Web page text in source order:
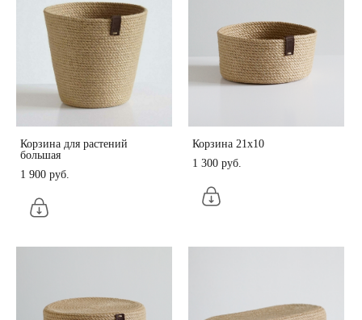
Корзина для растений
большая
1 900 pуб.
Корзина 21х10
1 300 pуб.